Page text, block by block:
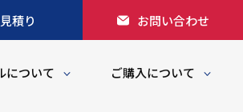
積り お問い合わせ
について ご購入について